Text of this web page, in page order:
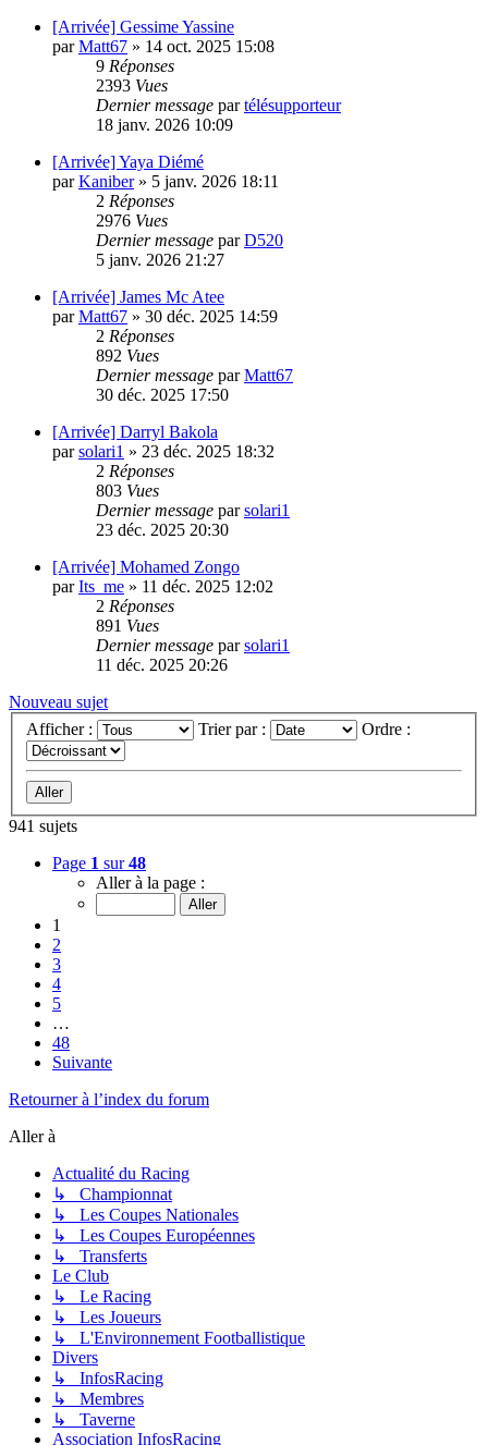
[Arrivée] Gessime Yassine
parMatt67 » 14 oct. 2025 15:08
9 Réponses
2393 Vues
Dernier message partélésupporteur
18 janv. 2026 10:09
[Arrivée] Yaya Diémé
parKaniber» 5 janv. 2026 18:11
2 Réponses
2976 Vues
Dernier message parD520
5 janv. 2026 21:27
[Arrivée] James Mc Atee
parMatt67 » 30 déc. 2025 14:59
2 Réponses
892 Vues
Dernier message parMatt67
30 déc. 2025 17:50
[Arrivée] Darryl Bakola
parsolari1 » 23 déc. 2025 18:32
2 Réponses
803 Vues
Dernier message parsolari1
23 déc. 2025 20:30
[Arrivée] Mohamed Zongo
parIts_me » 11 déc. 2025 12:02
2 Réponses
891 Vues
Dernier message parsolari1
11 déc. 2025 20:26
Nouveau sujet
Afficher :
Trier par : Ordre :
941 sujets
Page 1 sur48
Aller à la page :
1
2
3
4
5
…
48
Suivante
Retourner à l’index du forum
Aller à
Actualité du Racing
↳ Championnat
↳ Les Coupes Nationales
↳ Les Coupes Européennes
↳ Transferts
Le Club
↳ Le Racing
↳ Les Joueurs
↳ L'Environnement Footballistique
Divers
↳ InfosRacing
↳ Membres
↳ Taverne
Association InfosRacing